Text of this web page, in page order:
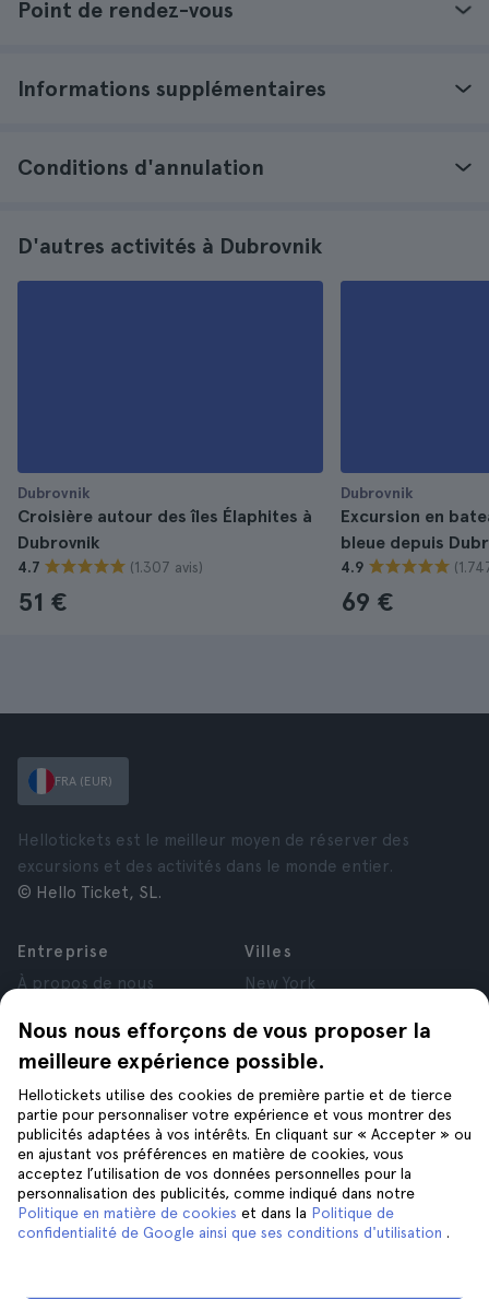
Point de rendez-vous
Informations supplémentaires
Conditions d'annulation
D'autres activités à Dubrovnik
Dubrovnik
Croisière autour des îles Élaphites à
Dubrovnik
4.7 (1.307 avis)
51 €
Dubrovnik
Excursion en
bleue depuis
4.9
69 €
Nous nous efforçons de vous proposer la
meilleure expérience possible.
Hellotickets utilise des cookies de première partie et de tierce
partie pour personnaliser votre expérience et vous montrer des
publicités adaptées à vos intérêts. En cliquant sur « Accepter » ou
en ajustant vos préférences en matière de cookies, vous
acceptez l’utilisation de vos données personnelles pour la
personnalisation des publicités, comme indiqué dans notre
Politique en matière de cookies et dans la Politique de
confidentialité de Google ainsi que ses conditions d'utilisation .
FRA (EUR)
Hellotickets est le meilleur moyen de réserver des
excursions et des activités dans le monde entier.
© Hello Ticket, SL.
Entreprise
À propos de nous
Affiliés
Avis
Confidentialité
Conditions générales
Mentions Légales
Cookies
Villes
New York
Paris
Londres
Grenade
Cracovie
Tenerife
Aide
Suivez-nous sur